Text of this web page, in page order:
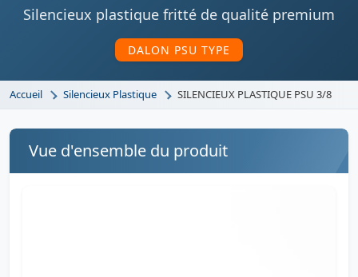
Silencieux plastique fritté de qualité premium
DALON PSU TYPE
Accueil Silencieux Plastique SILENCIEUX PLASTIQUE PSU 3/8
Vue d'ensemble du produit